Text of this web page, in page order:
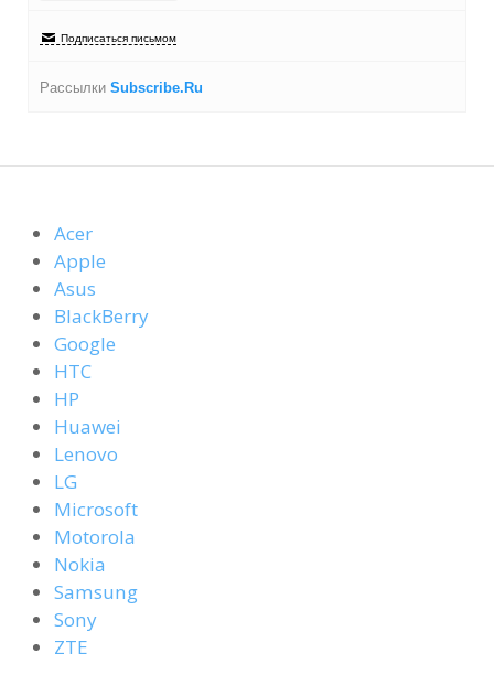
Подписаться письмом
Рассылки Subscribe.Ru
Acer
Apple
Asus
BlackBerry
Google
HTC
HP
Huawei
Lenovo
LG
Microsoft
Motorola
Nokia
Samsung
Sony
ZTE